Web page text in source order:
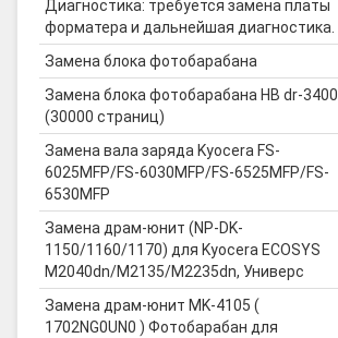
Диагностика: требуется замена платы
форматера и дальнейшая диагностика.
Замена блока фотобарабана
Замена блока фотобарабана HB dr-3400
(30000 страниц)
Замена вала заряда Kyocera FS-
6025MFP/FS-6030MFP/FS-6525MFP/FS-
6530MFP
Замена драм-юнит (NP-DK-
1150/1160/1170) для Kyocera ECOSYS
M2040dn/M2135/M2235dn, Универс
Замена драм-юнит MK-4105 (
1702NG0UN0 ) Фотобарабан для